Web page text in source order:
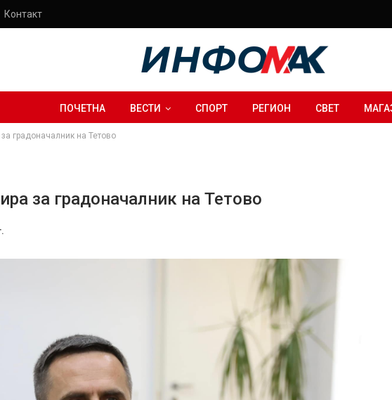
Контакт
ПОЧЕТНА ВЕСТИ СПОРТ РЕГИОН СВЕТ
градоначалник на Тетово
за градоначалник на Тетово